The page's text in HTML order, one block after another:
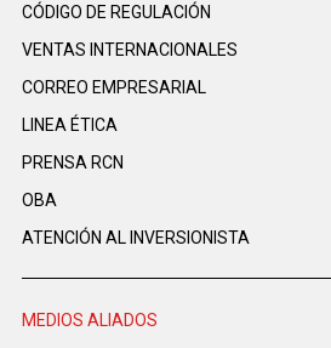
CÓDIGO DE REGULACIÓN
VENTAS INTERNACIONALES
CORREO EMPRESARIAL
LINEA ÉTICA
PRENSA RCN
OBA
ATENCIÓN AL INVERSIONISTA
MEDIOS ALIADOS